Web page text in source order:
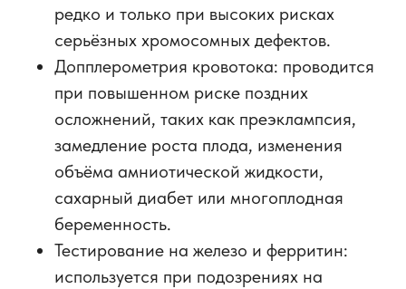
редко и только при высоких рисках
серьёзных хромосомных дефектов.
Допплерометрия кровотока: проводится
при повышенном риске поздних
осложнений, таких как преэклампсия,
замедление роста плода, изменения
объёма амниотической жидкости,
сахарный диабет или многоплодная
беременность.
Тестирование на железо и ферритин:
используется при подозрениях на